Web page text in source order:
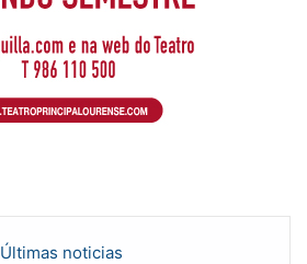
Últimas noticias